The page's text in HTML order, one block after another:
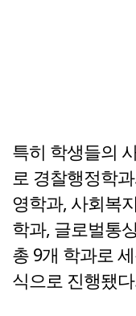
특히 학생들의
로 경찰행정학
영학과, 사회복
학과, 글로벌통
총 9개 학과로
식으로 진행됐